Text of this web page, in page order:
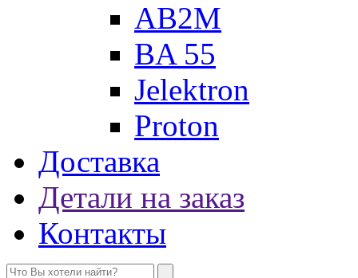
AB2M
BA 55
Jelektron
Proton
Доставка
Детали на заказ
Контакты